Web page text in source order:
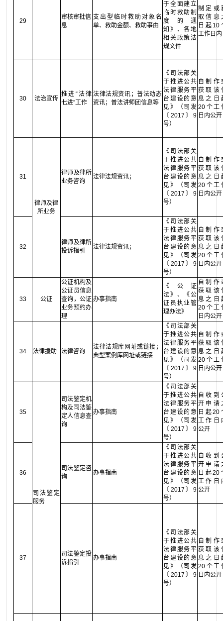
29
审核审批信
息
支出型临时救助对象名
单、救助金额、救助事由
于全面建立
临时救助制
度的通
知》、各地
相关政策法
规文件
制定或
取信息
日起10
工作日内
30 法治宣传
推进“法律
七进”工作
法律法规资讯；普法动态
资讯；普法讲师团信息等
《司法部关
于推进公共
法律服务平
台建设的意
见》（司发
〔2017〕9
号）
自制作
获取该
息之日
20个工
日内公开
31
律师及律
所业务
律师及律所
业务咨询
法律法规资讯；
《司法部关
于推进公共
法律服务平
台建设的意
见》（司发
〔2017〕9
号）
自制作
获取该
息之日
20个工
日内公开
32
律师及律所
投诉指引
法律法规资讯；
《司法部关
于推进公共
法律服务平
台建设的意
见》（司发
〔2017〕9
号）
自制作
获取该
息之日
20个工
日内公开
33 公证
公证机构及
公证员信息
查询，公证
业务预约办
理
办事指南
《公证
法》、《公
证员执业管
理办法》
自制作
获取该
息之日
20个工
日内公开
34 法律援助 法律咨询
法律法规库网址或链接；
典型案例库网址或链接
《司法部关
于推进公共
法律服务平
台建设的意
见》（司发
〔2017〕9
号）
自制作
获取该
息之日
20个工
日内公开
35
司法鉴定
服务
司法鉴定机
构及司法鉴
定人信息查
询
办事指南
《司法部关
于推进公共
法律服务平
台建设的意
见》（司发
〔2017〕9
号）
自收到
开申请
日起20
工作日
公开
36
司法鉴定咨
询
办事指南
《司法部关
于推进公共
法律服务平
台建设的意
见》（司发
〔2017〕9
号）
自收到
开申请
日起20
工作日
公开
37
司法鉴定投
诉指引
办事指南
《司法部关
于推进公共
法律服务平
台建设的意
见》（司发
〔2017〕9
号）
自制作
获取该
息之日
20个工
日内公开